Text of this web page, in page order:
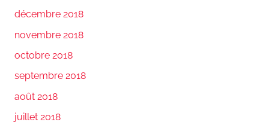
décembre 2018
novembre 2018
octobre 2018
septembre 2018
août 2018
juillet 2018